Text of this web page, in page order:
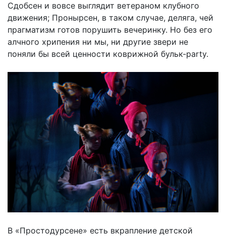
Сдобсен и вовсе выглядит ветераном клубного
движения; Пронырсен, в таком случае, деляга, чей
прагматизм готов порушить вечеринку. Но без его
алчного хрипения ни мы, ни другие звери не
поняли бы всей ценности коврижной бульк-party.
В «Простодурсене» есть вкрапление детской